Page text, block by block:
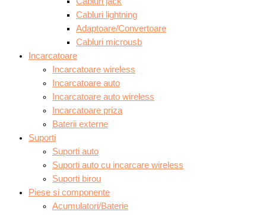
Cabluri lightning
Adaptoare/Convertoare
Cabluri microusb
Incarcatoare
Incarcatoare wireless
Incarcatoare auto
Incarcatoare auto wireless
Incarcatoare priza
Baterii externe
Suporti
Suporti auto
Suporti auto cu incarcare wireless
Suporti birou
Piese si componente
Acumulatori/Baterie